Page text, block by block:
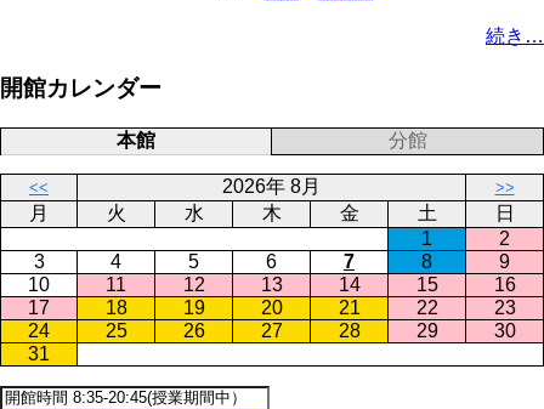
り
続き…
開館カレンダー
本館 分館
<< 2026年 8月 >>
月 火 水 木 金 土
日
1
2
3
4 5 6 7 8
9
10
11 12 13 14 15
16
17
18 19 20 21 22
23
24
25 26 27 28 29
30
31